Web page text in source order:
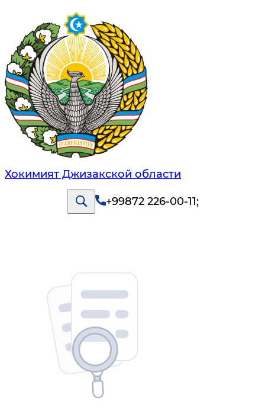
Хокимият Джизакской области
+99872 226-00-11;